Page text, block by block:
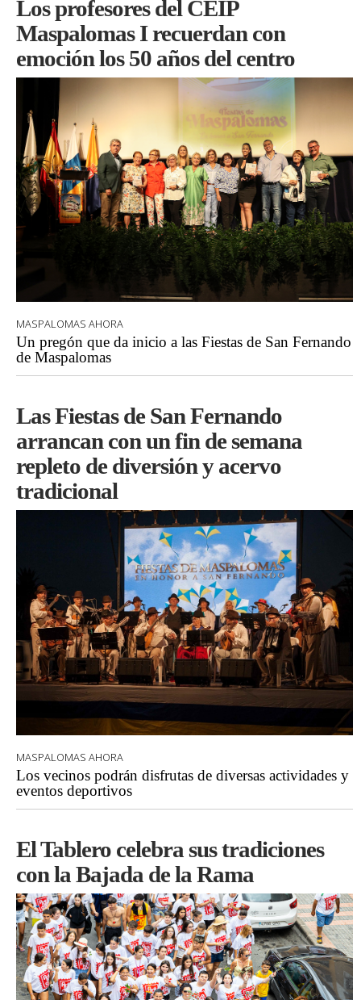
Los profesores del CEIP
Maspalomas I recuerdan con
emoción los 50 años del centro
MASPALOMAS AHORA
Un pregón que da inicio a las Fiestas de San Fernando
de Maspalomas
Las Fiestas de San Fernando
arrancan con un fin de semana
repleto de diversión y acervo
tradicional
MASPALOMAS AHORA
Los vecinos podrán disfrutas de diversas actividades y
eventos deportivos
El Tablero celebra sus tradiciones
con la Bajada de la Rama